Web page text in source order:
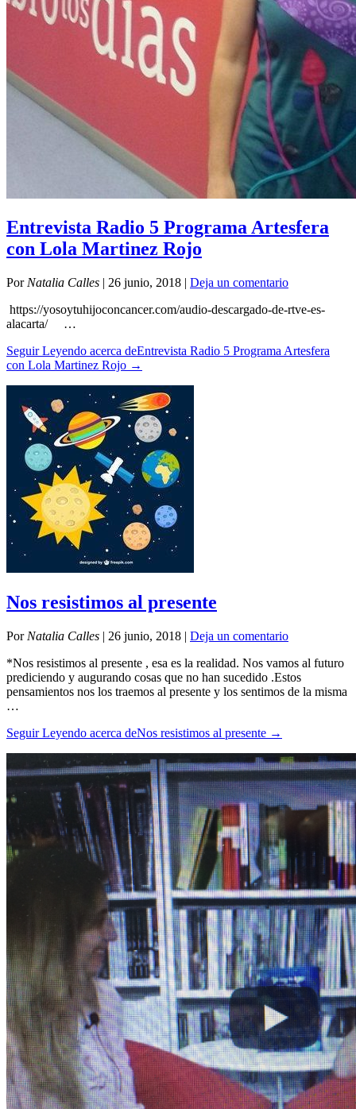
Entrevista Radio 5 Programa Artesfera
con Lola Martinez Rojo
Por Natalia Calles | 26 junio, 2018 | Deja un comentario
https://yosoytuhijoconcancer.com/audio-descargado-de-rtve-es-
alacarta/ …
Seguir Leyendo acerca deEntrevista Radio 5 Programa Artesfera
con Lola Martinez Rojo →
Nos resistimos al presente
Por Natalia Calles | 26 junio, 2018 | Deja un comentario
*Nos resistimos al presente , esa es la realidad. Nos vamos al futuro
prediciendo y augurando cosas que no han sucedido .Estos
pensamientos nos los traemos al presente y los sentimos de la misma
…
Seguir Leyendo acerca deNos resistimos al presente →